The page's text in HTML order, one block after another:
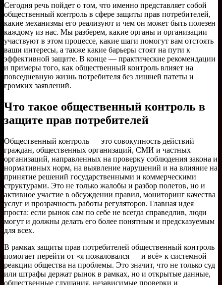
Сегодня речь пойдет о том, что именно представляет собой
общественный контроль в сфере защиты прав потребителей,
какие механизмы его реализуют и чем он может быть полезен
каждому из нас. Мы разберем, какие органы и организации
участвуют в этом процессе, какие шаги помогут вам отстоять
ваши интересы, а также какие барьеры стоят на пути к
эффективной защите. В конце — практические рекомендации
и примеры того, как общественный контроль влияет на
повседневную жизнь потребителя без лишней патеты и
громких заявлений.
Что такое общественный контроль в
защите прав потребителей
Общественный контроль — это совокупность действий
граждан, общественных организаций, СМИ и частных
организаций, направленных на проверку соблюдения закона и
нормативных норм, на выявление нарушений и на влияние на
принятие решений государственными и коммерческими
структурами. Это не только жалобы и разбор полетов, но и
активное участие в обсуждении правил, мониторинг качества
услуг и прозрачность работы регуляторов. Главная идея
проста: если рынок сам по себе не всегда справедлив, люди
могут и должны делать его более понятным и предсказуемым
для всех.
В рамках защиты прав потребителей общественный контроль
помогает перейти от «я пожаловался — и всё» к системной
реакции общества на проблемы. Это значит, что не только суд
или штрафы держат рынок в рамках, но и открытые данные,
общественные слушания, независимые проверки и